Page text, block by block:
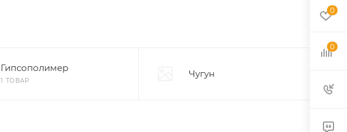
Гипсополимер
1 ТОВАР
Чугун
0
0